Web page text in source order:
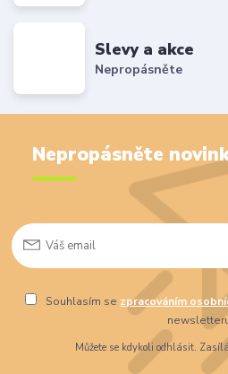
Slevy a akce
Nepropásněte
Nepropásněte
Souhlasím se zpracováním
Můžete se kdykoli odhlásit.